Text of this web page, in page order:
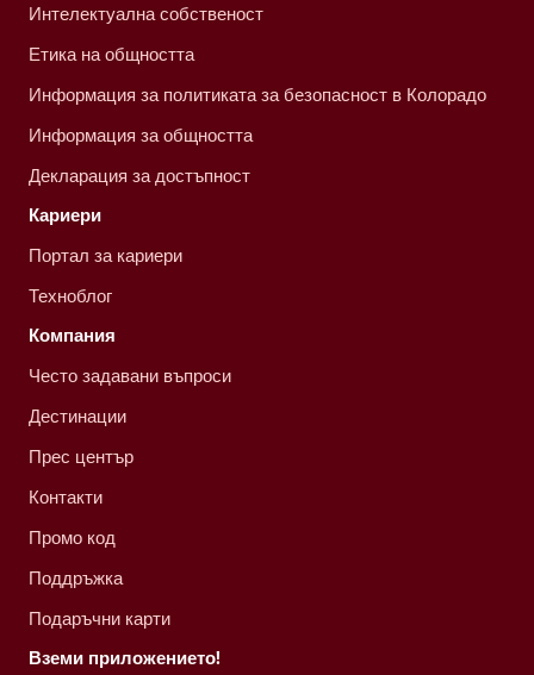
Интелектуална собственост
Етика на общността
Информация за политиката за безопасност в Колорадо
Информация за общността
Декларация за достъпност
Кариери
Портал за кариери
Техноблог
Компания
Често задавани въпроси
Дестинации
Прес център
Контакти
Промо код
Поддръжка
Подаръчни карти
Вземи приложението!